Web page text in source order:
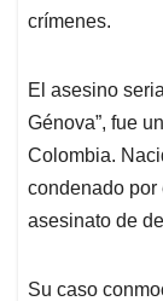
crímenes.
El asesino
Génova”, fue
Colombia.
condenado por
asesinato de
Su caso